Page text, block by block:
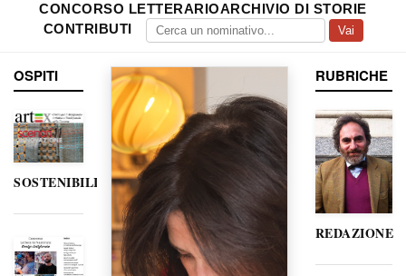
CONCORSO LETTERARIOARCHIVIO DI STORIE
CONTRIBUTI
Vai
OSPITI
SOSTENIBILITÀ
RUBRICHE
REDAZIONE